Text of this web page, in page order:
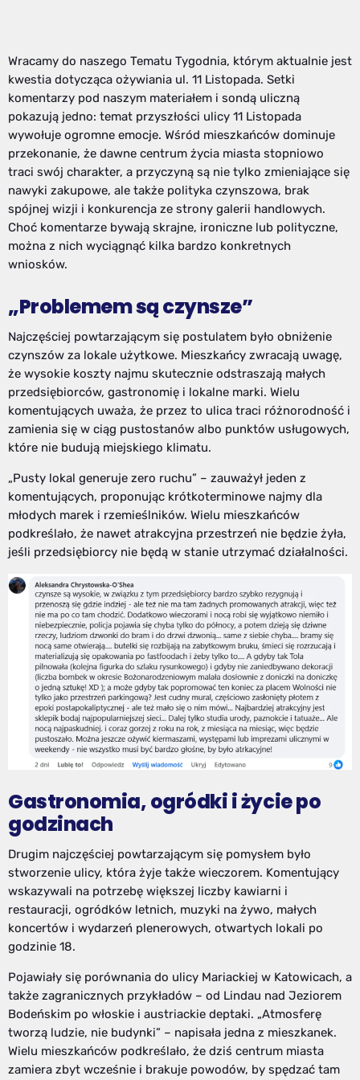
Wracamy do naszego Tematu Tygodnia, którym aktualnie jest
kwestia dotycząca ożywiania ul. 11 Listopada. Setki
komentarzy pod naszym materiałem i sondą uliczną
pokazują jedno: temat przyszłości ulicy 11 Listopada
wywołuje ogromne emocje. Wśród mieszkańców dominuje
przekonanie, że dawne centrum życia miasta stopniowo
traci swój charakter, a przyczyną są nie tylko zmieniające się
nawyki zakupowe, ale także polityka czynszowa, brak
spójnej wizji i konkurencja ze strony galerii handlowych.
Choć komentarze bywają skrajne, ironiczne lub polityczne,
można z nich wyciągnąć kilka bardzo konkretnych
wniosków.
„Problemem są czynsze”
Najczęściej powtarzającym się postulatem było obniżenie
czynszów za lokale użytkowe. Mieszkańcy zwracają uwagę,
że wysokie koszty najmu skutecznie odstraszają małych
przedsiębiorców, gastronomię i lokalne marki. Wielu
komentujących uważa, że przez to ulica traci różnorodność i
zamienia się w ciąg pustostanów albo punktów usługowych,
które nie budują miejskiego klimatu.
„Pusty lokal generuje zero ruchu” – zauważył jeden z
komentujących, proponując krótkoterminowe najmy dla
młodych marek i rzemieślników. Wielu mieszkańców
podkreślało, że nawet atrakcyjna przestrzeń nie będzie żyła,
jeśli przedsiębiorcy nie będą w stanie utrzymać działalności.
Gastronomia, ogródki i życie po
godzinach
Drugim najczęściej powtarzającym się pomysłem było
stworzenie ulicy, która żyje także wieczorem. Komentujący
wskazywali na potrzebę większej liczby kawiarni i
restauracji, ogródków letnich, muzyki na żywo, małych
koncertów i wydarzeń plenerowych, otwartych lokali po
godzinie 18.
Pojawiały się porównania do ulicy Mariackiej w Katowicach, a
także zagranicznych przykładów – od Lindau nad Jeziorem
Bodeńskim po włoskie i austriackie deptaki. „Atmosferę
tworzą ludzie, nie budynki” – napisała jedna z mieszkanek.
Wielu mieszkańców podkreślało, że dziś centrum miasta
zamiera zbyt wcześnie i brakuje powodów, by spędzać tam